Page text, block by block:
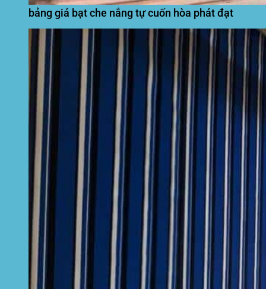
bảng giá bạt che nắng tự cuốn hòa phát đạt